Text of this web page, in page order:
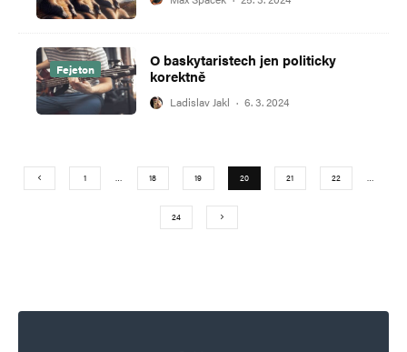
Fejeton
O baskytaristech jen politicky
korektně
Ladislav Jakl · 6. 3. 2024
1 18 19 20 21 22
24